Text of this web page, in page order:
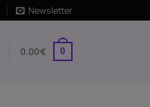
Newsletter
0.00€ 0